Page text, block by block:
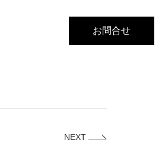
お問合せ
NEXT